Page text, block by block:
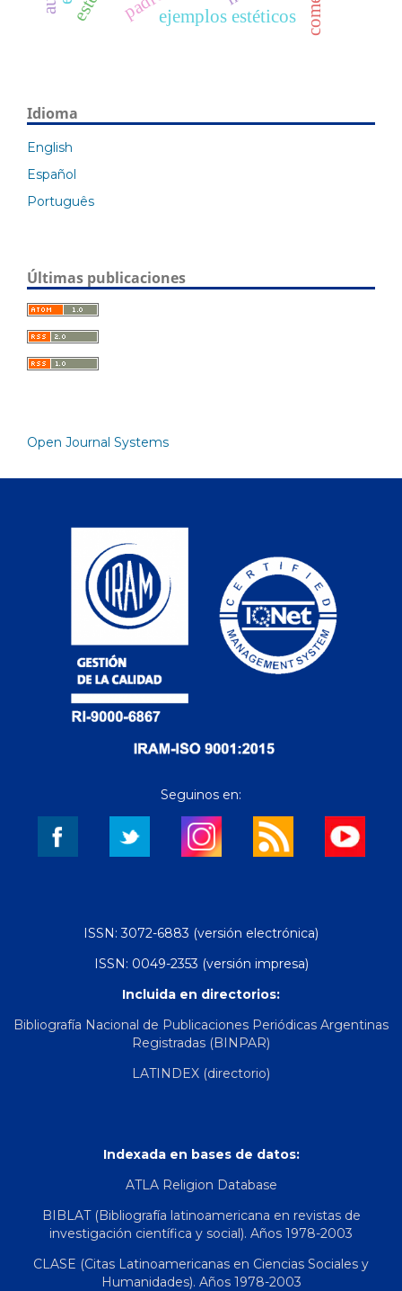
ejemplos estéticos
Idioma
English
Español
Português
Últimas publicaciones
Open Journal Systems
Seguinos en:
ISSN: 3072-6883 (versión electrónica)
ISSN: 0049-2353 (versión impresa)
Incluida en directorios:
Bibliografía Nacional de Publicaciones Periódicas Argentinas
Registradas (BINPAR)
LATINDEX (directorio)
Indexada en bases de datos:
ATLA Religion Database
BIBLAT (Bibliografía latinoamericana en revistas de
investigación científica y social). Años 1978-2003
CLASE (Citas Latinoamericanas en Ciencias Sociales y
Humanidades). Años 1978-2003